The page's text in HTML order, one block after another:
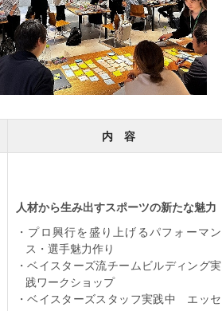
内 容
人材から生み出すスポーツの新たな魅力
プロ興行を盛り上げるパフォーマン
ス・選手魅力作り
ベイスターズ流チームビルディング実
践ワークショップ
ベイスターズスタッフ実践中 エッセ